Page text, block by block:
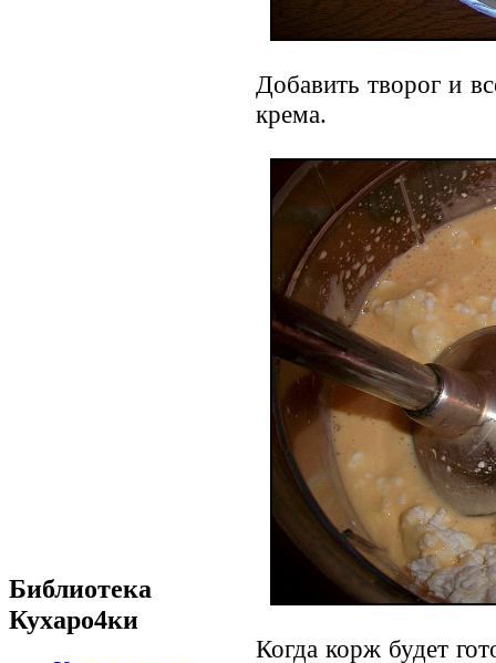
Библиотека
Кухаро4ки
Добавить творог и
крема.
Когда корж будет